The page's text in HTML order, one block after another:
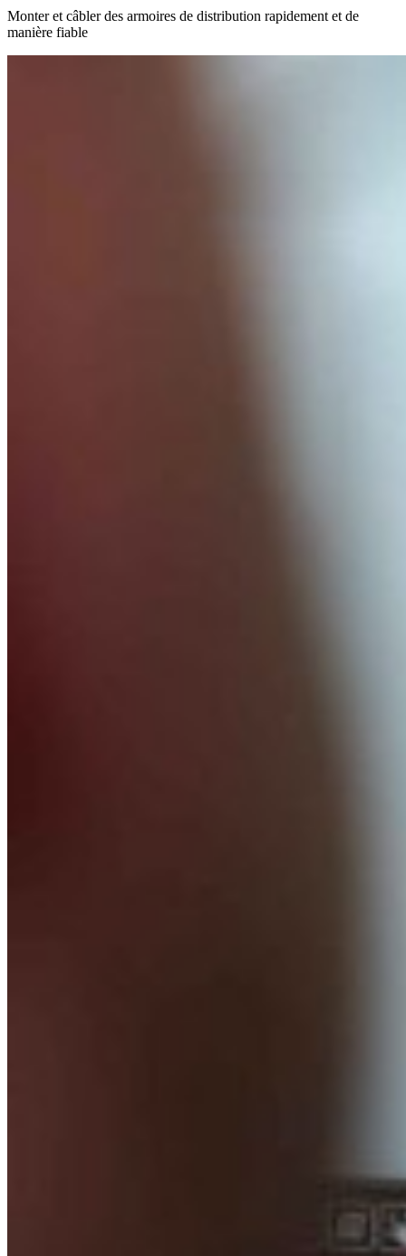
Monter et câbler des armoires de distribution rapidement et de
manière fiable